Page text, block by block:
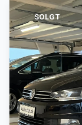
SOLGT